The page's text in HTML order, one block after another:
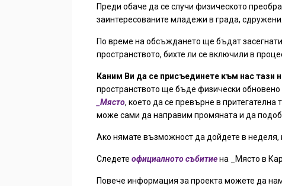
Преди обаче да се случи физическото
заинтересованите младежи в града,
По време на обсъждането ще бъдат засегнати
пространството, бихте ли се включили в
Каним Ви да се присъединете към нас тази
пространството ще бъде физически
_Място, което да се превърне в
може сами да направим промяната и да
Ако нямате възможност да дойдете в
Следете официалното събитиена _Място в
Повече информация за проекта можете да